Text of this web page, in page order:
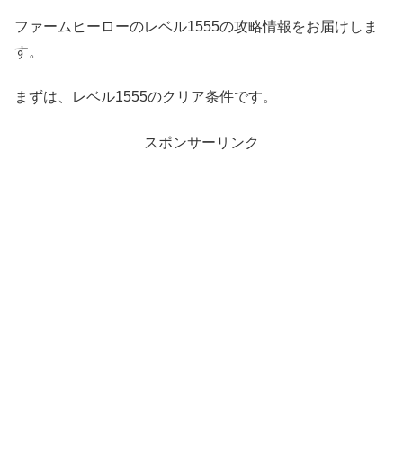
ファームヒーローのレベル1555の攻略情報をお届けしま
す。
まずは、レベル1555のクリア条件です。
スポンサーリンク